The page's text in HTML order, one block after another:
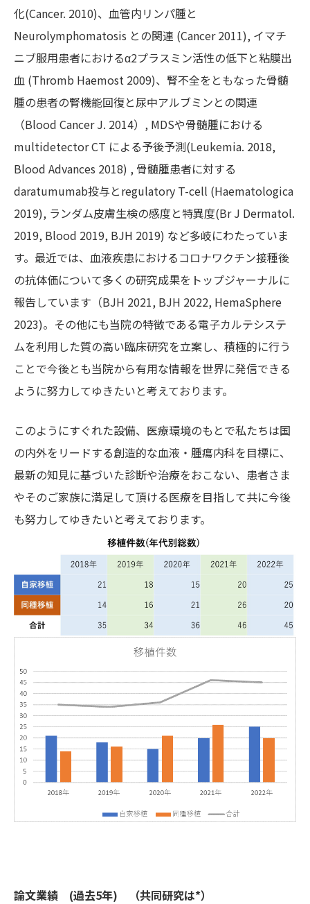
化(Cancer. 2010)、血管内リンパ腫と
Neurolymphomatosis との関連 (Cancer 2011), イマチ
ニブ服用患者におけるα2プラスミン活性の低下と粘膜出
血 (Thromb Haemost 2009)、腎不全をともなった骨髄
腫の患者の腎機能回復と尿中アルブミンとの関連
（Blood Cancer J. 2014）, MDSや骨髄腫における
multidetector CT による予後予測(Leukemia. 2018,
Blood Advances 2018) , 骨髄腫患者に対する
daratumumab投与とregulatory T-cell (Haematologica
2019), ランダム皮膚生検の感度と特異度(Br J Dermatol.
2019, Blood 2019, BJH 2019) など多岐にわたっていま
す。最近では、血液疾患におけるコロナワクチン接種後
の抗体価について多くの研究成果をトップジャーナルに
報告しています（BJH 2021, BJH 2022, HemaSphere
2023)。その他にも当院の特徴である電子カルテシステ
ムを利用した質の高い臨床研究を立案し、積極的に行う
ことで今後とも当院から有用な情報を世界に発信できる
ように努力してゆきたいと考えております。
このようにすぐれた設備、医療環境のもとで私たちは国
の内外をリードする創造的な血液・腫瘍内科を目標に、
最新の知見に基づいた診断や治療をおこない、患者さま
やそのご家族に満足して頂ける医療を目指して共に今後
も努力してゆきたいと考えております。
論文業績 (過去5年) （共同研究は*）